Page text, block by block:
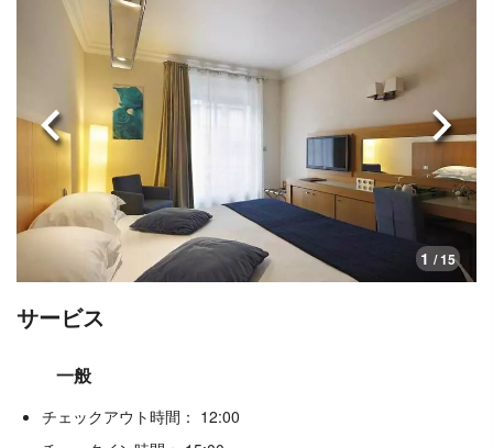
1 / 15
前へ 次へ
サービス
一般
チェックアウト時間： 12:00